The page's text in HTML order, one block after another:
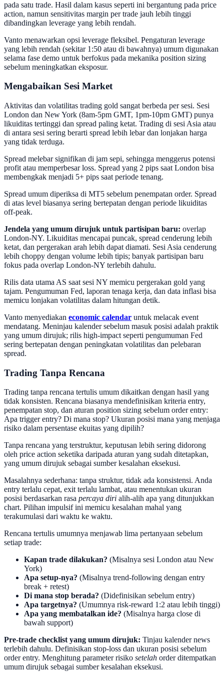
pada satu trade. Hasil dalam kasus seperti ini bergantung pada price
action, namun sensitivitas margin per trade jauh lebih tinggi
dibandingkan leverage yang lebih rendah.
Vanto menawarkan opsi leverage fleksibel. Pengaturan leverage
yang lebih rendah (sekitar 1:50 atau di bawahnya) umum digunakan
selama fase demo untuk berfokus pada mekanika position sizing
sebelum meningkatkan eksposur.
Mengabaikan Sesi Market
Aktivitas dan volatilitas trading gold sangat berbeda per sesi. Sesi
London dan New York (8am-5pm GMT, 1pm-10pm GMT) punya
likuiditas tertinggi dan spread paling ketat. Trading di sesi Asia atau
di antara sesi sering berarti spread lebih lebar dan lonjakan harga
yang tidak terduga.
Spread melebar signifikan di jam sepi, sehingga menggerus potensi
profit atau memperbesar loss. Spread yang 2 pips saat London bisa
membengkak menjadi 5+ pips saat periode tenang.
Spread umum diperiksa di MT5 sebelum penempatan order. Spread
di atas level biasanya sering bertepatan dengan periode likuiditas
off-peak.
Jendela yang umum dirujuk untuk partisipan baru: overlap
London-NY. Likuiditas mencapai puncak, spread cenderung lebih
ketat, dan pergerakan arah lebih dapat diamati. Sesi Asia cenderung
lebih choppy dengan volume lebih tipis; banyak partisipan baru
fokus pada overlap London-NY terlebih dahulu.
Rilis data utama AS saat sesi NY memicu pergerakan gold yang
tajam. Pengumuman Fed, laporan tenaga kerja, dan data inflasi bisa
memicu lonjakan volatilitas dalam hitungan detik.
Vanto menyediakan economic calendar untuk melacak event
mendatang. Meninjau kalender sebelum masuk posisi adalah praktik
yang umum dirujuk; rilis high-impact seperti pengumuman Fed
sering bertepatan dengan peningkatan volatilitas dan pelebaran
spread.
Trading Tanpa Rencana
Trading tanpa rencana tertulis umum dikaitkan dengan hasil yang
tidak konsisten. Rencana biasanya mendefinisikan kriteria entry,
penempatan stop, dan aturan position sizing sebelum order entry:
Apa trigger entry? Di mana stop? Ukuran posisi mana yang menjaga
risiko dalam persentase ekuitas yang dipilih?
Tanpa rencana yang terstruktur, keputusan lebih sering didorong
oleh price action seketika daripada aturan yang sudah ditetapkan,
yang umum dirujuk sebagai sumber kesalahan eksekusi.
Masalahnya sederhana: tanpa struktur, tidak ada konsistensi. Anda
entry terlalu cepat, exit terlalu lambat, atau menentukan ukuran
posisi berdasarkan rasa percaya diri alih-alih apa yang ditunjukkan
chart. Pilihan impulsif ini memicu kesalahan mahal yang
terakumulasi dari waktu ke waktu.
Rencana tertulis umumnya menjawab lima pertanyaan sebelum
setiap trade:
Kapan trade dilakukan? (Misalnya sesi London atau New
York)
Apa setup-nya? (Misalnya trend-following dengan entry
break + retest)
Di mana stop berada? (Didefinisikan sebelum entry)
Apa targetnya? (Umumnya risk-reward 1:2 atau lebih tinggi)
Apa yang membatalkan ide? (Misalnya harga close di
bawah support)
Pre-trade checklist yang umum dirujuk: Tinjau kalender news
terlebih dahulu. Definisikan stop-loss dan ukuran posisi sebelum
order entry. Menghitung parameter risiko setelah order ditempatkan
umum dirujuk sebagai sumber kesalahan eksekusi.